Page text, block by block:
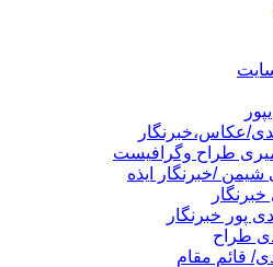
عکاس،خبرنگار
طراح وگرافیست
شیمن /خبرنگار ایذه
پور خبرنگار
طراح
قائم مقام